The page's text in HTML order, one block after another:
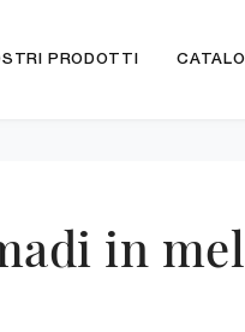
PRODOTTI
in